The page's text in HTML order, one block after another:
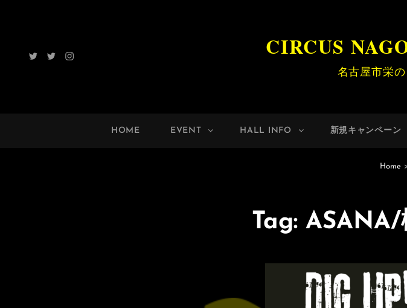
TwitterRadioInstagram CIRCUS
名古屋市栄
HOME EVENT HALL INFO 新規キャンペーン
Home
Tag: ASANA/